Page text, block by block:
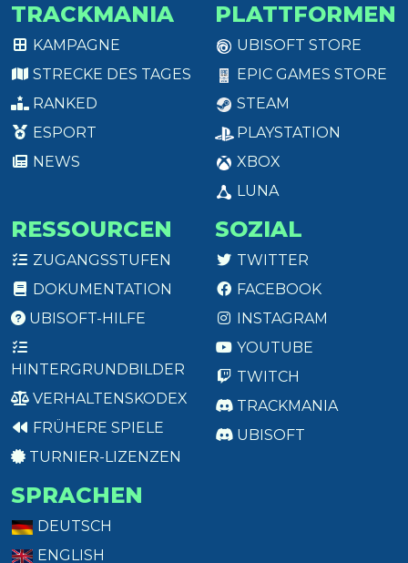
TRACKMANIA
KAMPAGNE
STRECKE DES TAGES
RANKED
ESPORT
NEWS
PLATTFORMEN
UBISOFT STORE
EPIC GAMES STORE
STEAM
PLAYSTATION
XBOX
LUNA
RESSOURCEN
ZUGANGSSTUFEN
DOKUMENTATION
UBISOFT-HILFE
HINTERGRUNDBILDER
VERHALTENSKODEX
FRÜHERE SPIELE
TURNIER-LIZENZEN
SOZIAL
TWITTER
FACEBOOK
INSTAGRAM
YOUTUBE
TWITCH
TRACKMANIA
UBISOFT
SPRACHEN
DEUTSCH
ENGLISH